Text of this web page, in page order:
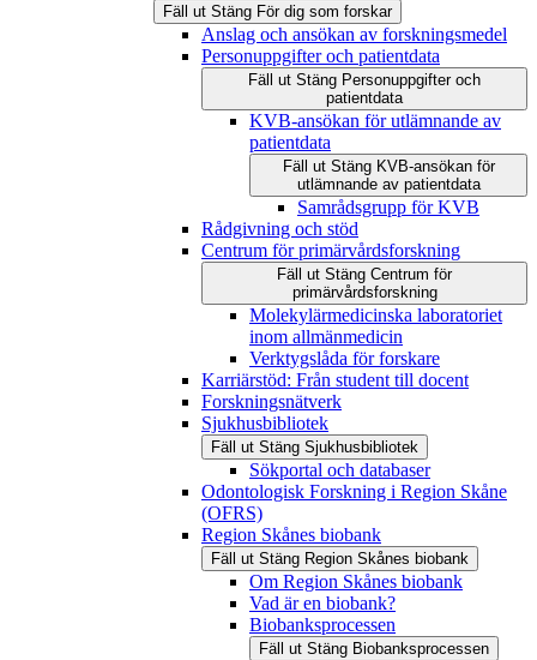
Fäll ut Stäng För dig som forskar
Anslag och ansökan av forskningsmedel
Personuppgifter och patientdata
Fäll ut Stäng Personuppgifter och
patientdata
KVB-ansökan för utlämnande av
patientdata
Fäll ut Stäng KVB-ansökan för
utlämnande av patientdata
Samrådsgrupp för KVB
Rådgivning och stöd
Centrum för primärvårdsforskning
Fäll ut Stäng Centrum för
primärvårdsforskning
Molekylärmedicinska laboratoriet
inom allmänmedicin
Verktygslåda för forskare
Karriärstöd: Från student till docent
Forskningsnätverk
Sjukhusbibliotek
Fäll ut Stäng Sjukhusbibliotek
Sökportal och databaser
Odontologisk Forskning i Region Skåne
(OFRS)
Region Skånes biobank
Fäll ut Stäng Region Skånes biobank
Om Region Skånes biobank
Vad är en biobank?
Biobanksprocessen
Fäll ut Stäng Biobanksprocessen